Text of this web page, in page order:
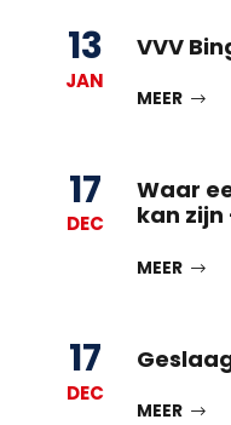
13
JAN
VVV
MEER
17
DEC
Waar
kan
MEER
17
DEC
MEER